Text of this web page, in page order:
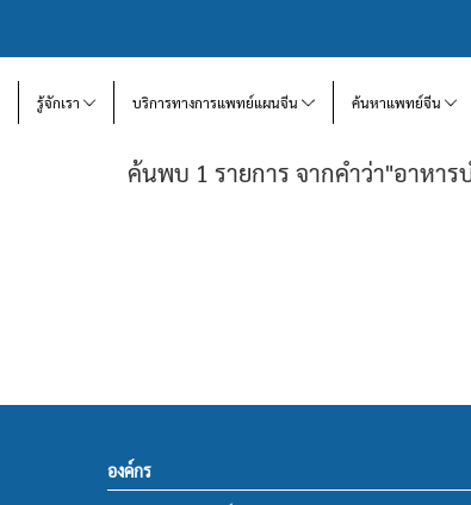
รู้จักเรา บริการทางการแพทย์แผนจีน ค้นหาแพทย์จีน
ค้นพบ 1 รายการ จากคำว่า"อาหาร
องค์กร